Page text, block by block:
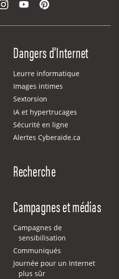
Instagram
YouTubePinterest
Dangers d’Internet
Leurre informatique
Images intimes
Sextorsion
IA et hypertrucages
Sécurité en ligne
Alertes Cyberaide.ca
Recherche
Campagnes et médias
Campagnes de
sensibilisation
Communiqués
Journée pour un Internet
plus sûr